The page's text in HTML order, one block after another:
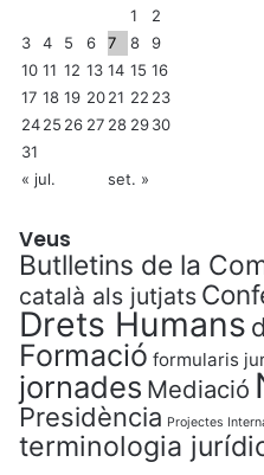
1
2
3
4 5 6 7 8
9
10 11 12 13 14 15 16
17 18 19 2021 22 23
2425 26 27 28 2930
31
« jul.
set. »
Veus
Butlletins de la
català als jutjats
Drets Humans
Formació formularis
jornades Mediació
Presidència Projectes
terminologia